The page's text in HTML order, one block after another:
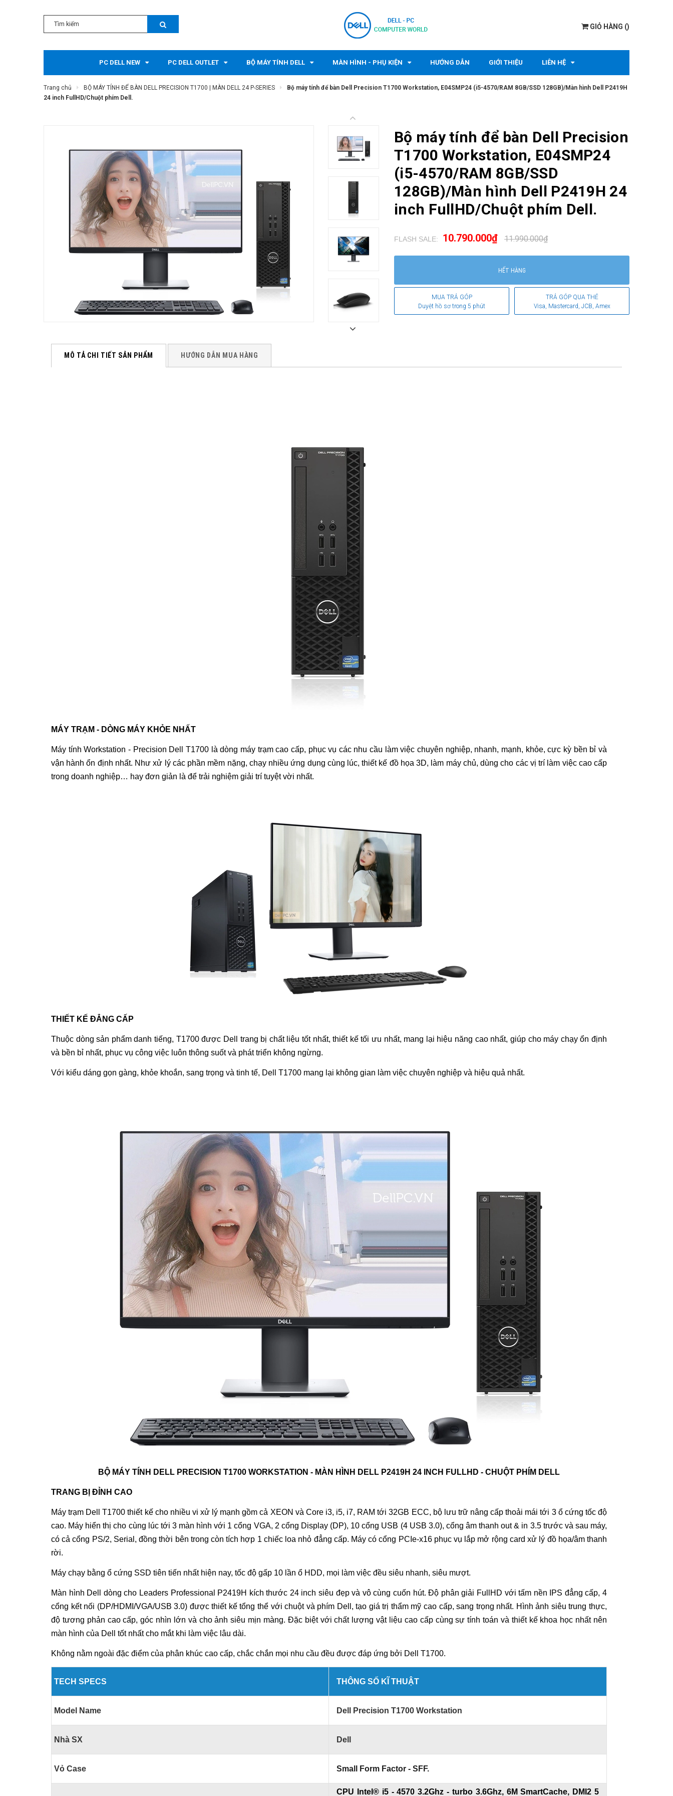
GIỎ HÀNG ()
PC DELL NEW PC DELL OUTLET BỘ MÁY TÍNH DELL MÀN HÌNH - PHỤ KIỆN HƯỚNG DẪN GIỚI THIỆU LIÊN HỆ
Trang chủ BỘ MÁY TÍNH ĐỂ BÀN DELL PRECISION T1700 | MÀN DELL 24 P-SERIES
Bộ máy tính để bàn Dell Precision T1700 Workstation, E04SMP24 (i5-4570/RAM 8GB/SSD 128GB)/Màn hình Dell P2419H
24 inch FullHD/Chuột phím Dell.
Bộ máy tính để bàn Dell Precision
T1700 Workstation, E04SMP24
(i5-4570/RAM 8GB/SSD
128GB)/Màn hình Dell P2419H 24
inch FullHD/Chuột phím Dell.
FLASH SALE: 10.790.000₫ 11.990.000₫
HẾT HÀNG
MUA TRẢ GÓP
Duyệt hồ sơ trong 5 phút
TRẢ GÓP QUA THẺ
Visa, Mastercard, JCB, Amex
MÔ TẢ CHI TIẾT SẢN PHẨM HƯỚNG DẪN MUA HÀNG
MÁY TRẠM - DÒNG MÁY KHỎE NHẤT
Máy tính Workstation - Precision Dell T1700là dòng máy trạm cao cấp, phục vụ các nhu cầu làm việc chuyên nghiệp, nhanh, mạnh, khỏe, cực kỳ bền bỉ và
vận hành ổn định nhất. Như xử lý các phần mềm nặng, chạy nhiều ứng dụng cùng lúc, thiết kế đồ họa 3D, làm máy chủ, dùng cho các vị trí làm việc cao cấp
trong doanh nghiệp… hay đơn giản là để trải nghiệm giải trí tuyệt vời nhất.
THIẾT KẾ ĐẲNG CẤP
Thuộc dòng sản phẩm danh tiếng, T1700được Dell trang bị chất liệu tốt nhất, thiết kế tối ưu nhất, mang lại hiệu năng cao nhất, giúp cho máy chạy ổn định
và bền bỉ nhất, phục vụ công việc luôn thông suốt và phát triển không ngừng.
Với kiểu dáng gọn gàng, khỏe khoắn, sang trọng và tinh tế, Dell T1700 mang lại không gian làm việc chuyên nghiệp và hiệu quả nhất.
BỘ MÁY TÍNH DELL PRECISION T1700 WORKSTATION - MÀN HÌNH DELL P2419H 24 INCH FULLHD - CHUỘT PHÍM DELL
TRANG BỊ ĐỈNH CAO
Máy trạm Dell T1700 thiết kế cho nhiều vi xử lý mạnh gồm cả XEON và Core i3, i5, i7, RAM tới 32GB ECC, bộ lưu trữ nâng cấp thoải mái tới 3 ổ cứng tốc độ
cao. Máy hiển thị cho cùng lúc tới 3 màn hình với 1 cổng VGA, 2 cổng Display (DP), 10 cổng USB (4 USB 3.0), cổng âm thanh out & in 3.5 trước và sau máy,
có cả cổng PS/2, Serial ,đồng thời bên trong còn tích hợp 1 chiếc loa nhỏ đẳng cấp. Máy cócổng PCIe-x16 phục vụ lắp mở rộng card xử lý đồ họa/âm thanh
rời.
Máy chạy bằng ổ cứng SSD tiên tiến nhất hiện nay, tốc độ gấp 10 lần ổ HDD, mọi làm việc đều siêu nhanh, siêu mượt.
Màn hình Dell dòng cho Leaders Professional
P2419H kích thước 24 inch siêu đẹp và vô cùng cuốn hút. Độ phân giải FullHD với tấm nền IPS đẳng cấp, 4
cổng kết nối (DP/HDMI/VGA/USB 3.0) được thiết kế tổng thể với chuột và phím Dell, tạo giá trị thẩm mỹ cao cấp, sang trọng nhất. Hình ảnh siêu trung thực,
độ tương phản cao cấp, góc nhìn lớn và cho ảnh siêu mịn màng. Đặc biệt với chất lượng vật liệu cao cấp cùng sự tính toán và thiết kế khoa học nhất nên
màn hình của Dell tốt nhất cho mắt khi làm việc lâu dài.
Không nằm ngoài đặc điểm của phân khúc cao cấp, chắc chắn mọi nhu cầu đều được đáp ứng bởi Dell T1700.
TECH SPECS THÔNG SỐ KĨ THUẬT
Model Name Dell Precision T1700 Workstation
Nhà SX Dell
Vỏ Case Small Form Factor - SFF.
CPU Intel® i5 - 4570 3.2Ghz - turbo 3.6Ghz, 6M SmartCache, DMI2 5